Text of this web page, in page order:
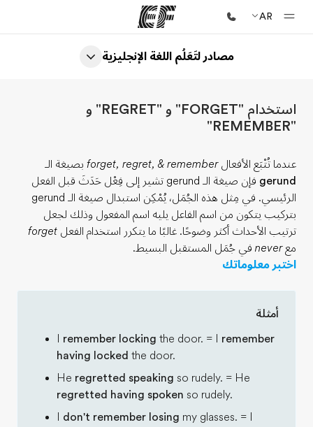
AR
الصفحة الرئيسية
برامج
مكاتب
أعثر على مكتب قريب منك
نبذة عنا
من نحن
وظائف
مصادر لتَعَلُم اللغة الإنجليزية
استخدام "FORGET" و "REGRET" و
"REMEMBER"
عندما تُتْبَع الأفعالforget, regret, & remember بصيغة الـ
gerund
فإن صيغة الـ gerund تشير إلى فِعْل حَدَثَ قبل الفعل
الرئيسي. في مِثل هذه الجُمَل، يُمْكِن استبدال صيغة الـ gerund
بتركيب يتكون من اسم الفاعل يليه اسم المفعول وذلك لجعل
ترتيب الأحداث أكثر وضوحًا. غالبًا ما يتكرر استخدام الفعل forget
معnever في جُمَل المستقبل البسيط.
اختبر معلوماتك
أمثلة
remember locking the door. = I remember
having locked the door.
He regretted speaking so rudely. = He
regretted having spoken so rudely.
don't remember losing my glasses. = I